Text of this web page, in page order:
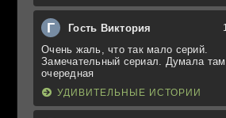
Г Гость Виктория
Очень жаль, что так мало серий.
Замечательный сериал. Думала там
очередная
УДИВИТЕЛЬНЫЕ ИСТОРИИ